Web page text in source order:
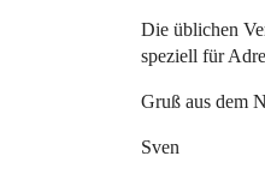
Die üblichen
speziell für
Gruß aus dem
Sven